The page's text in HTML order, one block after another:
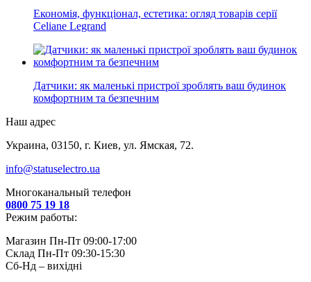
Економія, функціонал, естетика: огляд товарів серії
Celiane Legrand
Датчики: як маленькі пристрої зроблять ваш будинок
комфортним та безпечним
Наш адрес
Украина, 03150, г. Киев, ул. Ямская, 72.
info@statuselectro.ua
Многоканальный телефон
0800 75 19 18
Режим работы:
Магазин Пн-Пт 09:00-17:00
Склад Пн-Пт 09:30-15:30
Сб-Нд – вихідні